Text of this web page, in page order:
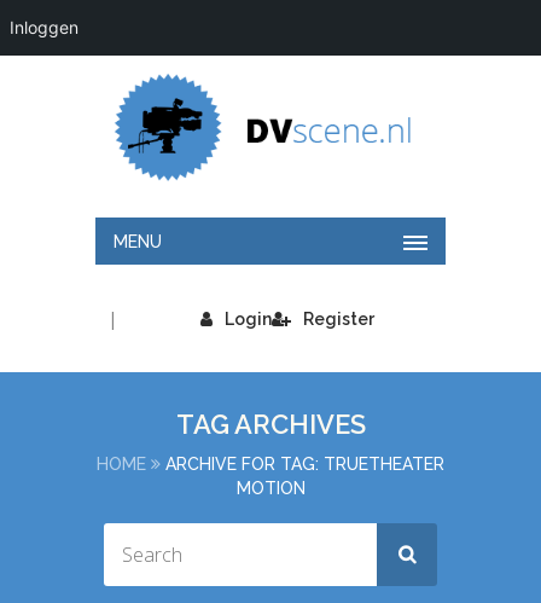
Inloggen
MENU
Login
| Register
TAG ARCHIVES
HOME
ARCHIVE FOR TAG: TRUETHEATER
MOTION